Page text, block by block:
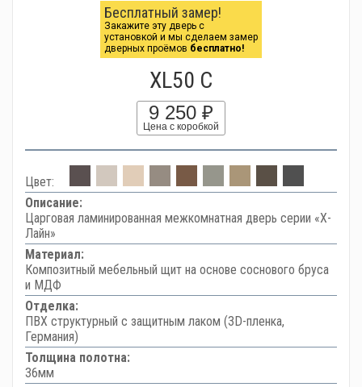
Бесплатный замер!
Закажите эту дверь с
установкой и мы сделаем замер
дверных проёмов бесплатно!
XL50 C
9 250 ₽
Цена с коробкой
Цвет:
Описание:
Царговая ламинированная межкомнатная дверь серии «Х-
Лайн»
Материал:
Композитный мебельный щит на основе соснового бруса
и МДФ
Отделка:
ПВХ структурный с защитным лаком (3D-пленка,
Германия)
Толщина полотна:
36мм